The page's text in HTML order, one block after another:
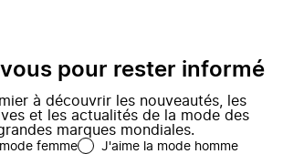
pour rester informé
à découvrir les nouveautés, les
et les actualités de la mode des
marques mondiales.
femme J'aime la mode homme